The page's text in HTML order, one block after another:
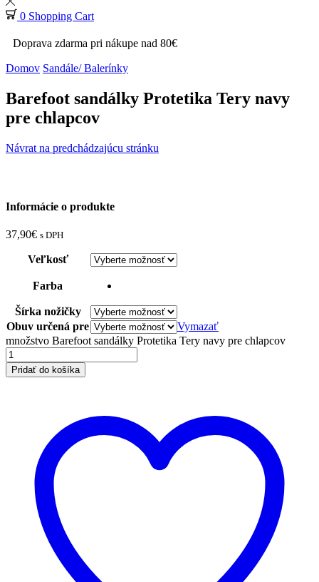
0 Shopping Cart
Doprava zdarma pri nákupe nad 80€
Domov Sandále/ Balerínky
Barefoot sandálky Protetika Tery navy
pre chlapcov
Návrat na predchádzajúcu stránku
Informácie o produkte
37,90€ s DPH
Veľkosť
Farba
Šírka nožičky
Obuv určená pre
Vymazať
množstvo Barefoot sandálky Protetika Tery navy pre chlapcov
Pridať do košíka